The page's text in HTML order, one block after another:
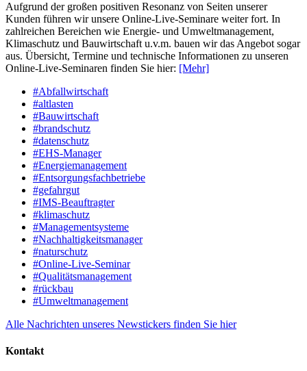
Aufgrund der großen positiven Resonanz von Seiten unserer
Kunden führen wir unsere Online-Live-Seminare weiter fort. In
zahlreichen Bereichen wie Energie- und Umweltmanagement,
Klimaschutz und Bauwirtschaft u.v.m. bauen wir das Angebot sogar
aus. Übersicht, Termine und technische Informationen zu unseren
Online-Live-Seminaren finden Sie hier: [Mehr]
#Abfallwirtschaft
#altlasten
#Bauwirtschaft
#brandschutz
#datenschutz
#EHS-Manager
#Energiemanagement
#Entsorgungsfachbetriebe
#gefahrgut
#IMS-Beauftragter
#klimaschutz
#Managementsysteme
#Nachhaltigkeitsmanager
#naturschutz
#Online-Live-Seminar
#Qualitätsmanagement
#rückbau
#Umweltmanagement
Alle Nachrichten unseres Newstickers finden Sie hier
Kontakt